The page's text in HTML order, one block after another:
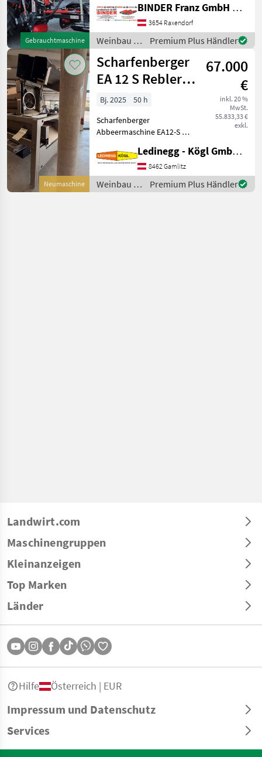
Gebrauchtmaschine
serienmäßiger Ausführung
✔️ Heckanbau - einseitig ✔️
Hohe
Arbeitsgeschwindigkeit bis
zu 5, 5
BINDER Franz GmbH & CoKG
3654 Raxendorf
Weinbau /
Sonstige
Premium Plus Händler
Neumaschine
Scharfenberger
EA 12 S Rebler +
Rollensortierer
67.000
€
inkl. 20 %
MwSt.
55.833,33 €
exkl.
Bj. 2025
50 h
Scharfenberger
Abbeermaschine EA12-S mit
Quetschwalze – Präzision
und Flexibilität für die
Traubenverarbeitung -
Vorführmaschine
Ledinegg - Kögl GmbH - Obst- und Weinbautechnik
8462 Gamlitz
Weinbau /
Scharfenberger
Premium Plus Händler
Landwirt.com
Maschinengruppen
Kleinanzeigen
Top Marken
Länder
Impressum und Datenschutz
Services
Hilfe Österreich | EUR